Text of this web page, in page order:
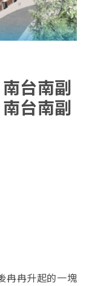
台南副
台南副
冉冉升起的一塊